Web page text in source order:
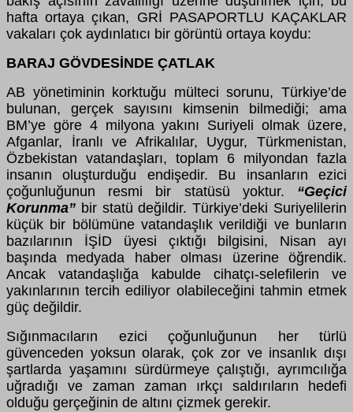
hafta ortayaçıkan, GRİ PASAPORTLU KAÇAKLAR
vakaları çok aydınlatıcı bir görüntü ortaya koydu:
BARAJ GÖVDESİNDE ÇATLAK
AB yönetiminin korktuğu mü lteci sorunu, Türkiye’de
bulunan, gerçek sayısını kimsenin bilmediği; ama
BM’ye göre 4 milyona yakını Suriyeli olmak üzere,
Afganlar, İranlı ve Afrikalılar, Uygur, Türkmenistan,
Özbekistan vatandaşları, toplam 6 milyondan fazla
insanın oluşturduğu endişedir. Bu insanların ezici
çoğunluğunun resmi bir statüsü yoktur. “Geçici
Korunma” bir statü değildir. Türkiye’deki Suriyelilerin
küçük bir böl ümüne vatandaşlık verildiği ve bunların
bazılarının İŞİD üyesi çıktığı bilgisini, Nisan ayı
başında medyada haber olması üzerineöğrendik.
Ancak vatandaşlığa kabulde cihatçı-selefilerin ve
yakınlarının tercih ediliyor olabileceğini tahmin etmek
güç değildir.
Sığınmacıların ezici çoğunluğunun her türl ü
güvenceden yoksun olarak,çok zor ve insanlık dışı
şartlarda yaşamını sürdürmeyeçalıştığı, ayrımcılığa
uğradığı ve zaman zaman ırkçı saldırıların hedefi
olduğu gerçeğinin de altını çizmek gerekir.